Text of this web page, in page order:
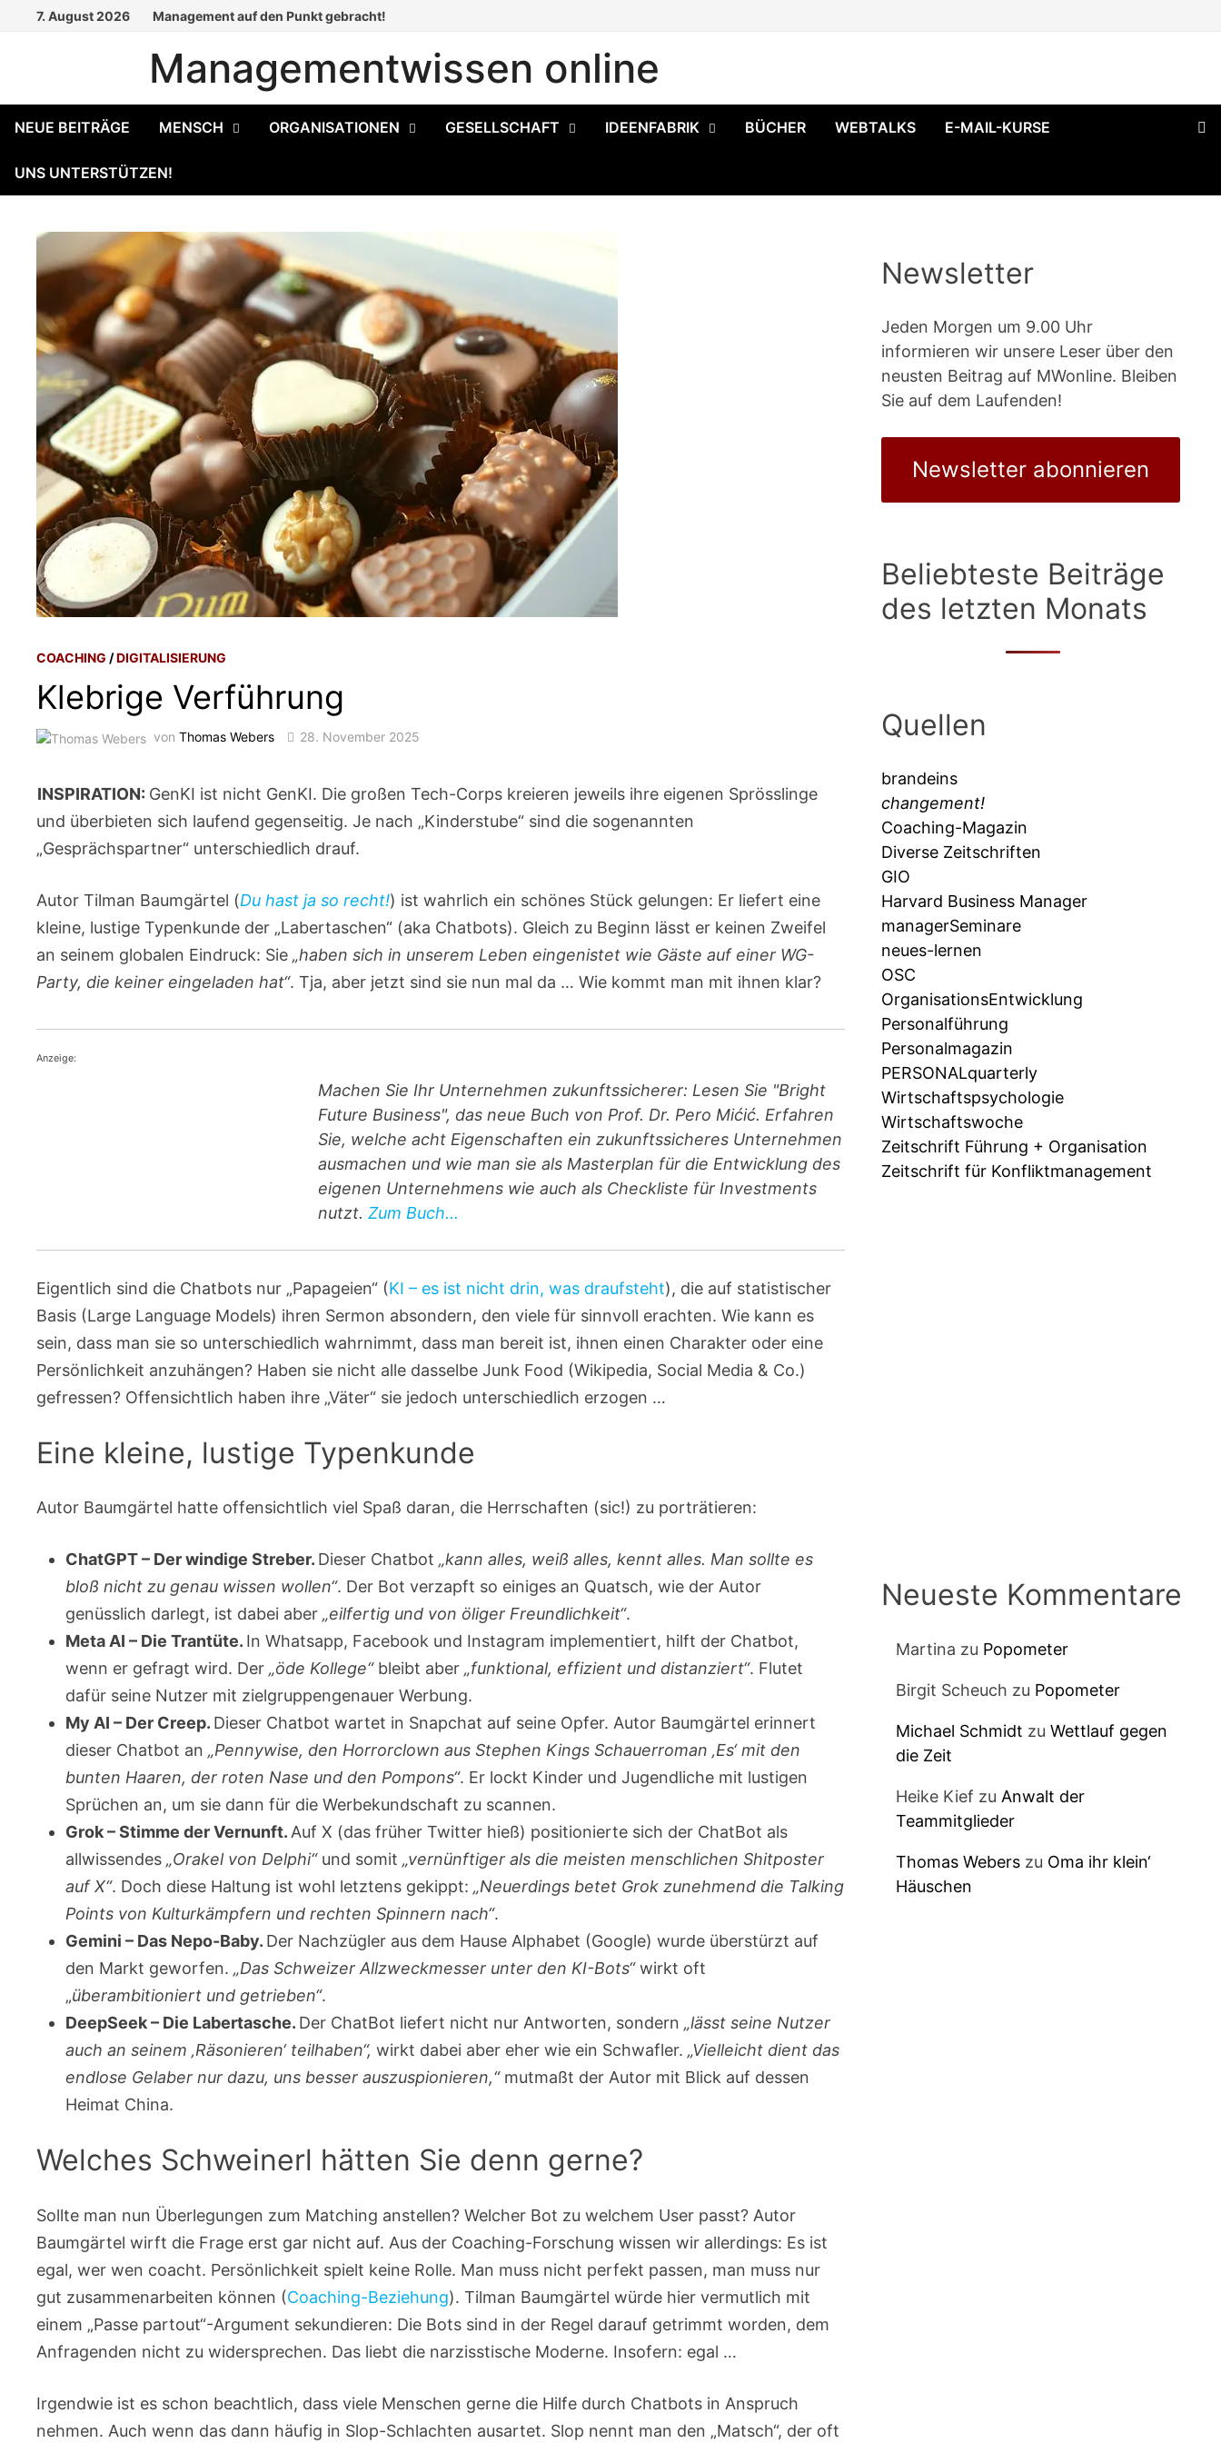
7. August 2026 Management auf den Punkt gebracht!
Managementwissen online
NEUE BEITRÄGE MENSCH ORGANISATIONEN GESELLSCHAFT IDEENFABRIK BÜCHER WEBTALKS E-MAIL-KURSE
UNS UNTERSTÜTZEN!
COACHING /DIGITALISIERUNG
Klebrige Verführung
vonThomas Webers 28. November 2025
INSPIRATION: GenKI ist nicht GenKI. Die großen Tech-Corps kreieren jeweils ihre eigenen Sprösslinge
und überbieten sich laufend gegenseitig. Je nach „Kinderstube“ sind die sogenannten
„Gesprächspartner“ unterschiedlich drauf.
Autor Tilman Baumgärtel (Du hast ja so recht!) ist wahrlich ein schönes Stück gelungen: Er liefert eine
kleine, lustige Typenkunde der „Labertaschen“ (aka Chatbots). Gleich zu Beginn lässt er keinen Zweifel
an seinem globalen Eindruck: Sie„haben sich in unserem Leben eingenistet wie Gäste auf einer WG-
Party, die keiner eingeladen hat“. Tja, aber jetzt sind sie nun mal da … Wie kommt man mit ihnen klar?
Anzeige:
Machen Sie Ihr Unternehmen zukunftssicherer: Lesen Sie "Bright
Future Business", das neue Buch von Prof. Dr. Pero Mićić. Erfahren
Sie, welche acht Eigenschaften ein zukunftssicheres Unternehmen
ausmachen und wie man sie als Masterplan für die Entwicklung des
eigenen Unternehmens wie auch als Checkliste für Investments
nutzt.Zum Buch...
Eigentlich sind die Chatbots nur „Papageien“ (KI – es ist nicht drin, was draufsteht), die auf statistischer
Basis (Large Language Models) ihren Sermon absondern, den viele für sinnvoll erachten. Wie kann es
sein, dass man sie so unterschiedlich wahrnimmt, dass man bereit ist, ihnen einen Charakter oder eine
Persönlichkeit anzuhängen? Haben sie nicht alle dasselbe Junk Food (Wikipedia, Social Media & Co.)
gefressen? Offensichtlich haben ihre „Väter“ sie jedoch unterschiedlich erzogen …
Eine kleine, lustige Typenkunde
Autor Baumgärtel hatte offensichtlich viel Spaß daran, die Herrschaften (sic!) zu porträtieren:
ChatGPT – Der windige Streber. Dieser Chatbot„kann alles, weiß alles, kennt alles. Man sollte es
bloß nicht zu genau wissen wollen“. Der Bot verzapft so einiges an Quatsch, wie der Autor
genüsslich darlegt, ist dabei aber„eilfertig und von öliger Freundlichkeit“.
Meta AI – Die Trantüte. In Whatsapp, Facebook und Instagram implementiert, hilft der Chatbot,
wenn er gefragt wird. Der„öde Kollege“ bleibt aber „funktional, effizient und distanziert“. Flutet
dafür seine Nutzer mit zielgruppengenauer Werbung.
My AI – Der Creep. Dieser Chatbot wartet in Snapchat auf seine Opfer. Autor Baumgärtel erinnert
dieser Chatbot an„Pennywise, den Horrorclown aus Stephen Kings Schauerroman ‚Es‘ mit den
bunten Haaren, der roten Nase und den Pompons“. Er lockt Kinder und Jugendliche mit lustigen
Sprüchen an, um sie dann für die Werbekundschaft zu scannen.
Grok – Stimme der Vernunft.Auf X (das früher Twitter hieß) positionierte sich der ChatBot als
allwissendes„Orakel von Delphi“ und somit„vernünftiger als die meisten menschlichen Shitposter
auf X“. Doch diese Haltung ist wohl letztens gekippt:„Neuerdings betet Grok zunehmend die Talking
Points von Kulturkämpfern und rechten Spinnern nach“.
Gemini – Das Nepo-Baby. Der Nachzügler aus dem Hause Alphabet (Google) wurde überstürzt auf
den Markt geworfen.„Das Schweizer Allzweckmesser unter den KI-Bots“wirkt oft
„überambitioniert und getrieben“.
DeepSeek – Die Labertasche. Der ChatBot liefert nicht nur Antworten, sondern„lässt seine Nutzer
auch an seinem ‚Räsonieren‘ teilhaben“,wirkt dabei aber eher wie ein Schwafler.„Vielleicht dient das
endlose Gelaber nur dazu, uns besser auszuspionieren,“mutmaßt der Autor mit Blick auf dessen
Heimat China.
Welches Schweinerl hätten Sie denn gerne?
Sollte man nun Überlegungen zum Matching anstellen? Welcher Bot zu welchem User passt? Autor
Baumgärtel wirft die Frage erst gar nicht auf. Aus der Coaching-Forschung wissen wir allerdings: Es ist
egal, wer wen coacht. Persönlichkeit spielt keine Rolle. Man muss nicht perfekt passen, man muss nur
gut zusammenarbeiten können (Coaching-Beziehung). Tilman Baumgärtel würde hier vermutlich mit
einem „Passe partout“-Argument sekundieren: Die Bots sind in der Regel darauf getrimmt worden, dem
Anfragenden nicht zu widersprechen. Das liebt die narzisstische Moderne. Insofern: egal …
Irgendwie ist es schon beachtlich, dass viele Menschen gerne die Hilfe durch Chatbots in Anspruch
nehmen. Auch wenn das dann häufig in Slop-Schlachten ausartet. Slop nennt man den „Matsch“, der oft
Newsletter
Jeden Morgen um 9.00 Uhr
informieren wir unsere Leser über den
neusten Beitrag auf MWonline. Bleiben
Sie auf dem Laufenden!
Newsletter abonnieren
Beliebteste Beiträge
des letzten Monats
Quellen
brandeins
changement!
Coaching-Magazin
Diverse Zeitschriften
GIO
Harvard Business Manager
managerSeminare
neues-lernen
OSC
OrganisationsEntwicklung
Personalführung
Personalmagazin
PERSONALquarterly
Wirtschaftspsychologie
Wirtschaftswoche
Zeitschrift Führung + Organisation
Zeitschrift für Konfliktmanagement
Neueste Kommentare
Martina zu Popometer
Birgit Scheuch zu Popometer
Michael Schmidt zu Wettlauf gegen
die Zeit
Heike Kief zu Anwalt der
Teammitglieder
Thomas Weberszu Oma ihr klein‘
Häuschen